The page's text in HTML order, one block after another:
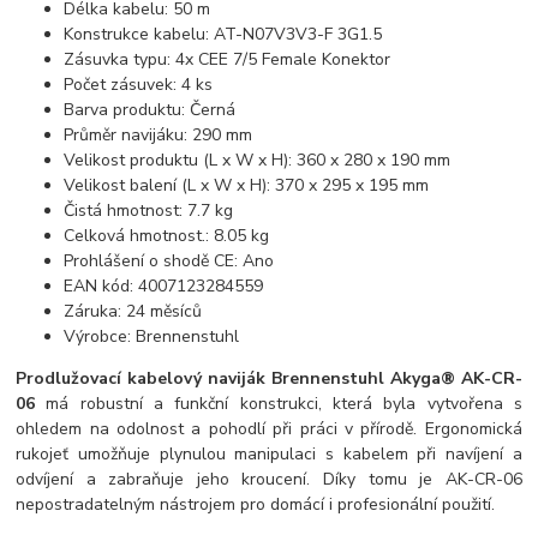
Délka kabelu: 50 m
Konstrukce kabelu: AT-N07V3V3-F 3G1.5
Zásuvka typu: 4x CEE 7/5 Female Konektor
Počet zásuvek: 4 ks
Barva produktu: Černá
Průměr navijáku: 290 mm
Velikost produktu (L x W x H): 360 x 280 x 190 mm
Velikost balení (L x W x H): 370 x 295 x 195 mm
Čistá hmotnost: 7.7 kg
Celková hmotnost.: 8.05 kg
Prohlášení o shodě CE: Ano
EAN kód: 4007123284559
Záruka: 24 měsíců
Výrobce: Brennenstuhl
Prodlužovací kabelový naviják Brennenstuhl Akyga® AK-CR-
06 má robustní a funkční konstrukci, která byla vytvořena s
ohledem na odolnost a pohodlí při práci v přírodě. Ergonomická
rukojeť umožňuje plynulou manipulaci s kabelem při navíjení a
odvíjení a zabraňuje jeho kroucení. Díky tomu je AK-CR-06
nepostradatelným nástrojem pro domácí i profesionální použití.